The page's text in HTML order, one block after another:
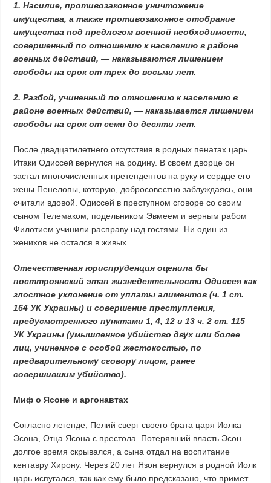
1. Насилие, противозаконное уничтожение
имущества, а также противозаконное отобрание
имущества под предлогом военной необходимости,
совершенный по отношению к населению в районе
военных действий, — наказываются лишением
свободы на срок от трех до восьми лет.
2. Разбой, учиненный по отношению к населению в
районе военных действий, — наказывается лишением
свободы на срок от семи до десяти лет.
После двадцатилетнего отсутствия в родных пенатах царь
Итаки Одиссей вернулся на родину. В своем дворце он
застал многочисленных претендентов на руку и сердце его
жены Пенелопы, которую, добросовестно заблуждаясь, они
считали вдовой. Одиссей в преступном сговоре со своим
сыном Телемаком, подельником Эвмеем и верным рабом
Филотием учинили расправу над гостями. Ни один из
женихов не остался в живых.
Отечественная юриспруденция оценила бы
посттроянский этап жизнедеятельности Одиссея как
злостное уклонение от уплаты алиментов (ч. 1 ст.
164 УК Украины) и совершение преступления,
предусмотренного пунктами 1, 4, 12 и 13 ч. 2 ст. 115
УК Украины (умышленное убийство двух или более
лиц, учиненное с особой жестокостью, по
предварительному сговору лицом, ранее
совершившим убийство).
Миф о Ясоне и аргонавтах
Согласно легенде, Пелий сверг своего брата царя Иолка
Эсона, Отца Ясона с престола. Потерявший власть Эсон
долгое время скрывался, а сына отдал на воспитание
кентавру Хирону. Через 20 лет Язон вернулся в родной Иолк
царь испугался, так как ему было предсказано, что примет